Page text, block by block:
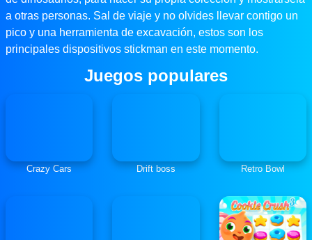
a otras personas. Sal de viaje y no olvides llevar contigo un
pico y una herramienta de excavación, estos son los
principales dispositivos stickman en este momento.
Juegos populares
Crazy Cars Drift boss Retro Bowl